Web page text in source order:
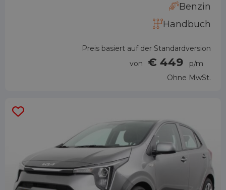
Benzin
Handbuch
Preis basiert auf der Standardversion
von
€ 449
p/m
Ohne MwSt.